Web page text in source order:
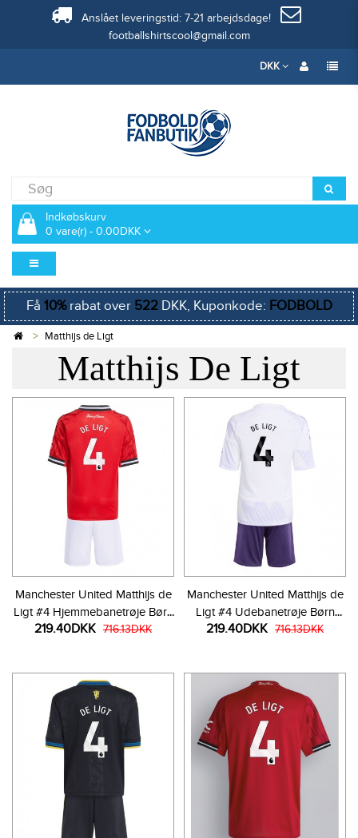
Anslået leveringstid: 7-21 arbejdsdage!
footballshirtscool@gmail.com
DKK
Indkøbskurv
0 vare(r) - 0.00DKK
Få 10%rabat over 522DKK, Kuponkode: FODBOLD
Matthijs de Ligt
Matthijs De Ligt
Manchester United Matthijs de
Ligt #4 Hjemmebanetrøje Børn
2025-26 Kortærmet (+ Korte
219.40DKK 716.13DKK
Manchester United Matthijs de
Ligt #4 Udebanetrøje Børn
2025-26 Kortærmet (+ Korte
219.40DKK 716.13DKK